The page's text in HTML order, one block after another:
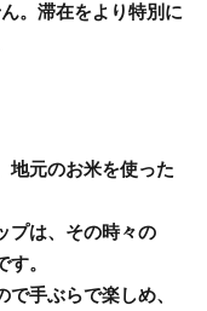
。滞在をより特別に
地元のお米を使った
プは、その時々の
。
手ぶらで楽しめ、